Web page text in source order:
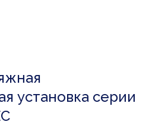
установка серии